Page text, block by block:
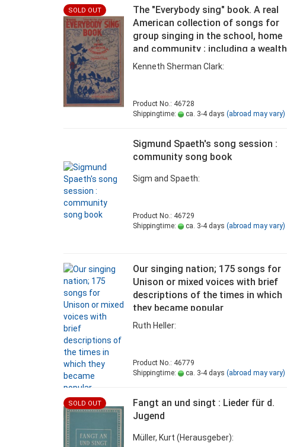
SOLD OUT
The "Everybody sing" book. A real
American collection of songs for
group singing in the school, home
and community ; including a wealth
of traditional favorites, hymns and
songs, sailors'
Kenneth Sherman Clark:
Product No.: 46728
Shippingtime:
ca. 3-4 days (abroad may vary)
Sigmund Spaeth's song session :
community song book
Sigm and Spaeth:
Product No.: 46729
Shippingtime:
ca. 3-4 days (abroad may vary)
Our singing nation; 175 songs for
Unison or mixed voices with brief
descriptions of the times in which
they became popular
Ruth Heller:
Product No.: 46779
Shippingtime:
ca. 3-4 days (abroad may vary)
SOLD OUT
Fangt an und singt : Lieder für d.
Jugend
Müller, Kurt (Herausgeber):